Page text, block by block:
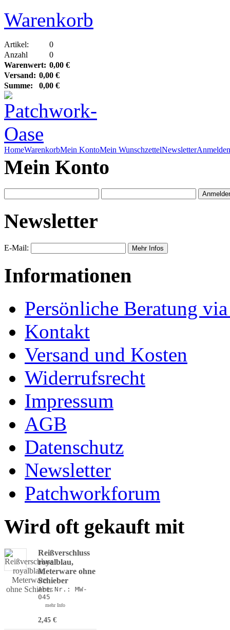
Warenkorb
Artikel:
0
Anzahl
0
Warenwert: 0,00 €
Versand: 0,00 €
Summe:
0,00 €
HomeWarenkorbMein KontoMein WunschzettelNewsletterAnmelden
Mein Konto
Newsletter
E-Mail:
Informationen
Persönliche Beratung
Kontakt
Versand und Kosten
Widerrufsrecht
Impressum
AGB
Datenschutz
Newsletter
Patchworkforum
Wird oft gekauft mit
Reißverschluss
royalblau,
Meterware ohne
Schieber
Art.Nr.: MW-
045
mehr Info
2,45 €